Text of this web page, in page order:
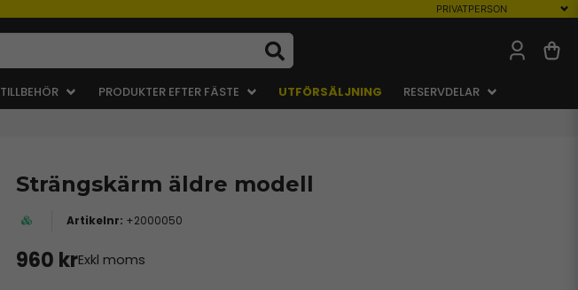
TILLBEHÖR PRODUKTER EFTER FÄSTE UTFÖRSÄLJNING RESERVDELAR
Strängskärm äldre modell
+2000050
960 krExkl moms